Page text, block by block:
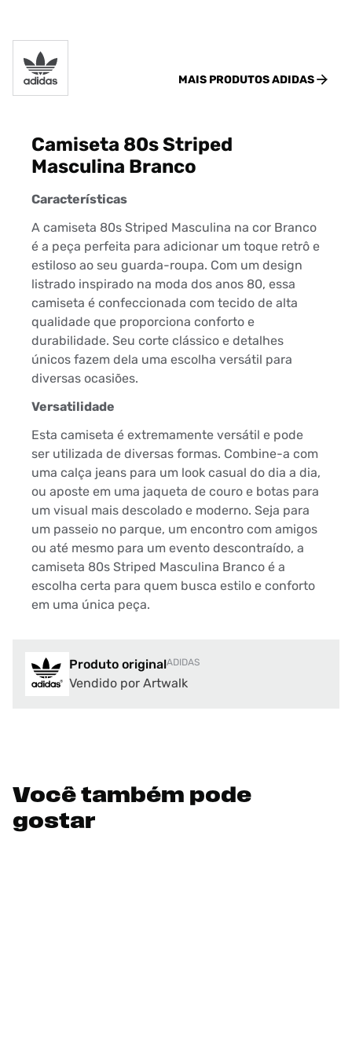
MAIS PRODUTOSADIDAS
Camiseta 80s Striped
Masculina Branco
Características
A camiseta 80s Striped Masculina na cor Branco
é a peça perfeita para adicionar um toque retrô e
estiloso ao seu guarda-roupa. Com um design
listrado inspirado na moda dos anos 80, essa
camiseta é confeccionada com tecido de alta
qualidade que proporciona conforto e
durabilidade. Seu corte clássico e detalhes
únicos fazem dela uma escolha versátil para
diversas ocasiões.
Versatilidade
Esta camiseta é extremamente versátil e pode
ser utilizada de diversas formas. Combine-a com
uma calça jeans para um look casual do dia a dia,
ou aposte em uma jaqueta de couro e botas para
um visual mais descolado e moderno. Seja para
um passeio no parque, um encontro com amigos
ou até mesmo para um evento descontraído, a
camiseta 80s Striped Masculina Branco é a
escolha certa para quem busca estilo e conforto
em uma única peça.
Produto originalADIDAS
Vendido por Artwalk
Você também pode
gostar